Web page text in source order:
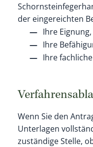
der eingereichten
Ihre Eignung,
Ihre
Ihre
Wenn Sie den
Unterlagen
zuständige Stelle,